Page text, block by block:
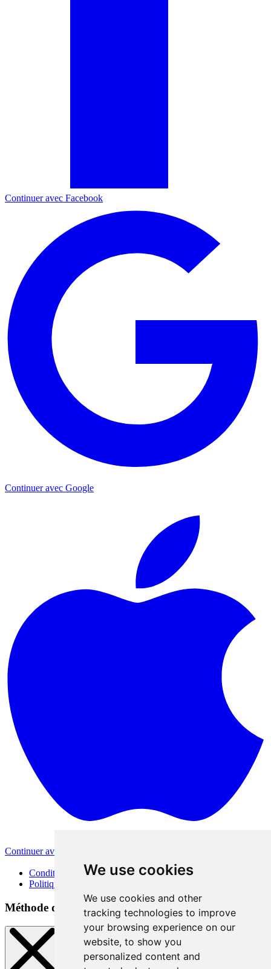
We use cookies
We use cookies and other
tracking technologies to improve
your browsing experience on our
website, to show you
personalized content and
Continuer avec Facebook
Continuer avec Google
Continuer avec Apple
Conditions d'utilisation
Politique de confidentialité
Méthode de connexion